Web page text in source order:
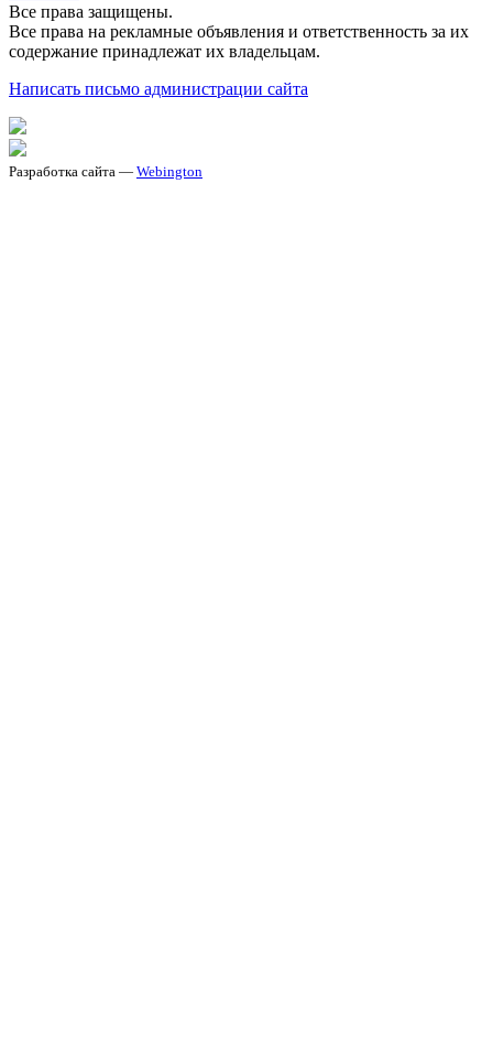
Все права защищены.
Все права на рекламные объявления и ответственность за их
содержание принадлежат их владельцам.
Написать письмо администрации сайта
Разработка сайта — Webington